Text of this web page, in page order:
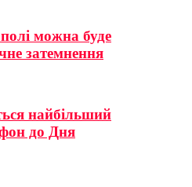
можна буде
затемнення
найбільший
до Дня